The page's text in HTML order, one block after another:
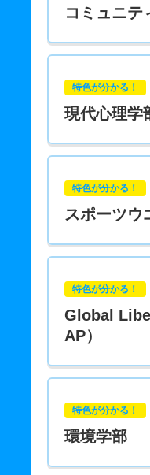
コミュニテ
特色が分かる！
現代心理学
特色が分かる！
スポーツウ
特色が分かる！
Global
AP）
特色が分かる！
環境学部